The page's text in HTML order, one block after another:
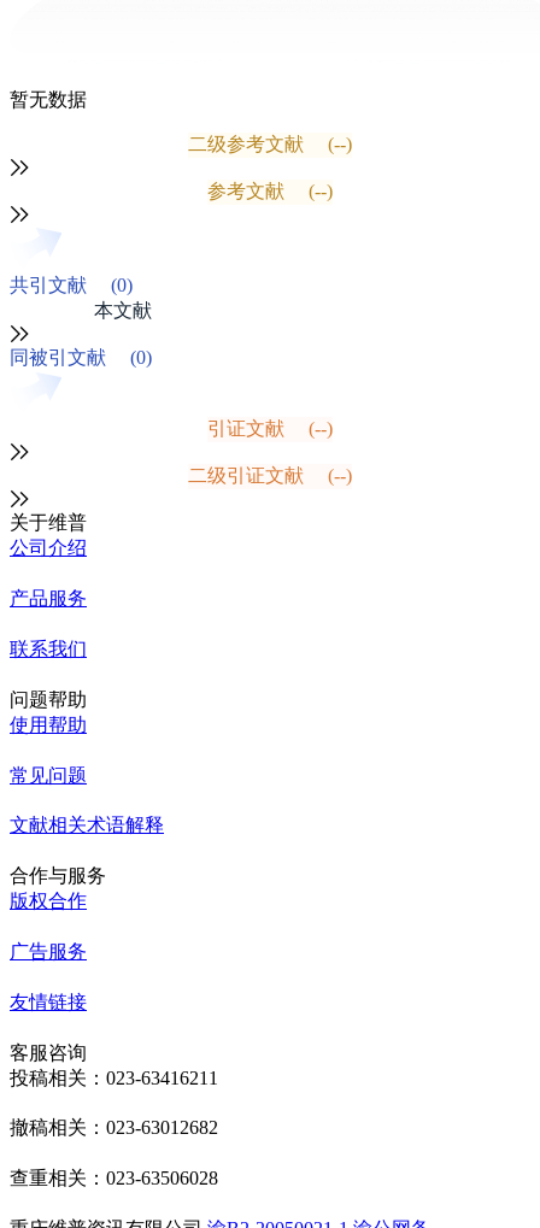
暂无数据
二级参考文献 (--)
参考文献 (--)
共引文献
(0)
本文献
同被引文献 (0)
引证文献 (--)
二级引证文献 (--)
关于维普
公司介绍
产品服务
联系我们
问题帮助
使用帮助
常见问题
文献相关术语解释
合作与服务
版权合作
广告服务
友情链接
客服咨询
投稿相关：023-63416211
撤稿相关：023-63012682
查重相关：023-63506028